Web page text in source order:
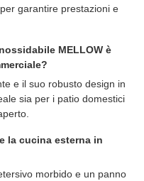
garantire prestazioni e
MELLOW è
e il suo robusto design in
sia per i patio domestici
la cucina esterna in
morbido e un panno